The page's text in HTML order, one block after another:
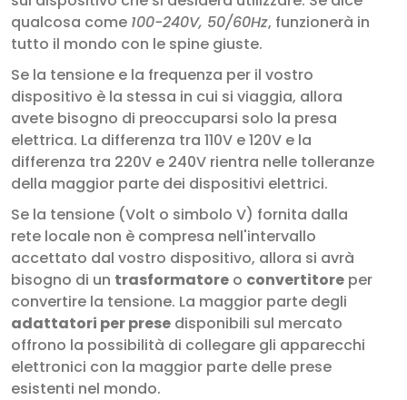
qualcosa come 100-240V, 50/60Hz, funzionerà in
tutto il mondo con le spine giuste.
Se la tensione e la frequenza per il vostro
dispositivo è la stessa in cui si viaggia, allora
avete bisogno di preoccuparsi solo la presa
elettrica. La differenza tra 110V e 120V e la
differenza tra 220V e 240V rientra nelle tolleranze
della maggior parte dei dispositivi elettrici.
Se la tensione (Volt o simbolo V) fornita dalla
rete locale non è compresa nell'intervallo
accettato dal vostro dispositivo, allora si avrà
bisogno di un trasformatore o convertitore per
convertire la tensione. La maggior parte degli
adattatori per prese disponibili sul mercato
offrono la possibilità di collegare gli apparecchi
elettronici con la maggior parte delle prese
esistenti nel mondo.